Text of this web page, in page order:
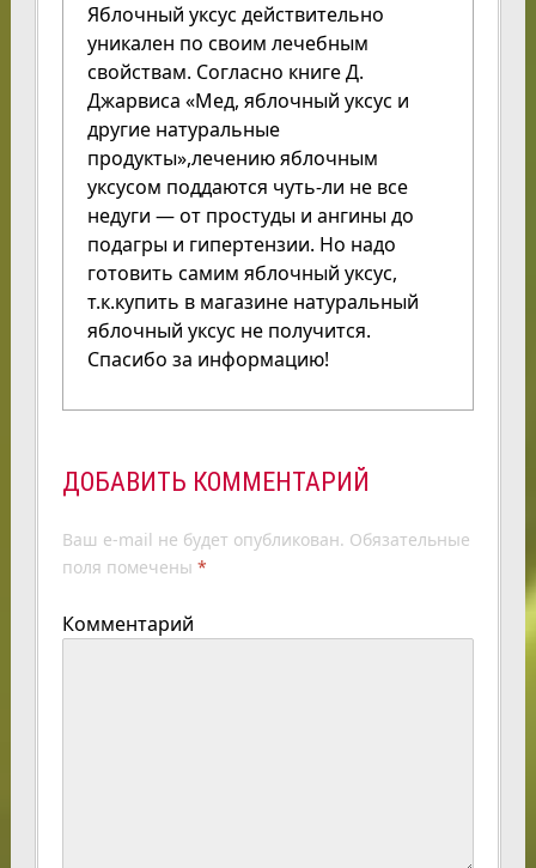
Яблочный уксус действительно
уникален по своим лечебным
свойствам. Согласно книге Д.
Джарвиса «Мед, яблочный уксус и
другие натуральные
продукты»,лечению яблочным
уксусом поддаются чуть-ли не все
недуги — от простуды и ангины до
подагры и гипертензии. Но надо
готовить самим яблочный уксус,
т.к.купить в магазине натуральный
яблочный уксус не получится.
Спасибо за информацию!
ДОБАВИТЬ КОММЕНТАРИЙ
Ваш e-mail не будет опубликован. Обязательные
поля помечены *
Комментарий